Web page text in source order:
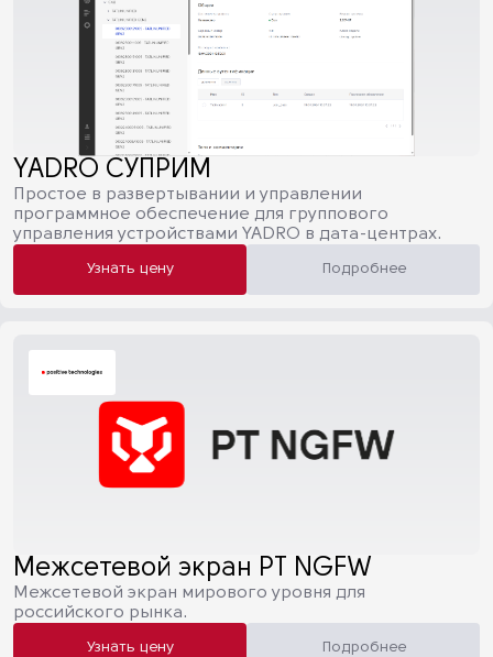
YADRO СУПРИМ
Простое в развертывании и управлении
программное обеспечение для группового
управления устройствами YADRO в дата-центрах.
Узнать цену Подробнее
Межсетевой экран PT NGFW
Межсетевой экран мирового уровня для
российского рынка.
Узнать цену Подробнее